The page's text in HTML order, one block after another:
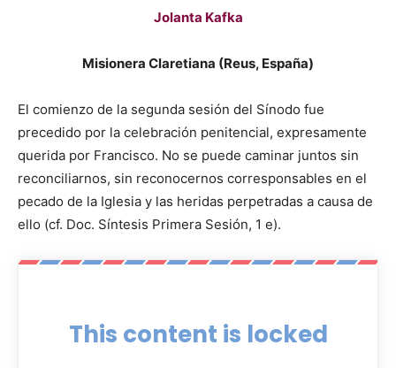
Jolanta Kafka
Misionera Claretiana (Reus, España)
El comienzo de la segunda sesión del Sínodo fue
precedido por la celebración penitencial, expresamente
querida por Francisco. No se puede caminar juntos sin
reconciliarnos, sin reconocernos corresponsables en el
pecado de la Iglesia y las heridas perpetradas a causa de
ello (cf. Doc. Síntesis Primera Sesión, 1 e).
This content is locked